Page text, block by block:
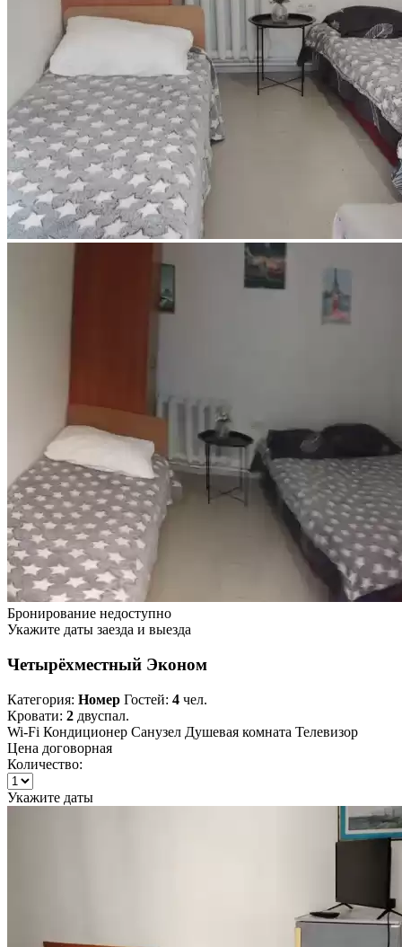
Бронирование недоступно
Укажите даты заезда и выезда
Четырёхместный Эконом
Категория: Номер Гостей: 4 чел.
Кровати: 2 двуспал.
Wi-Fi Кондиционер Санузел Душевая комната Телевизор
Цена договорная
Количество:
Укажите даты